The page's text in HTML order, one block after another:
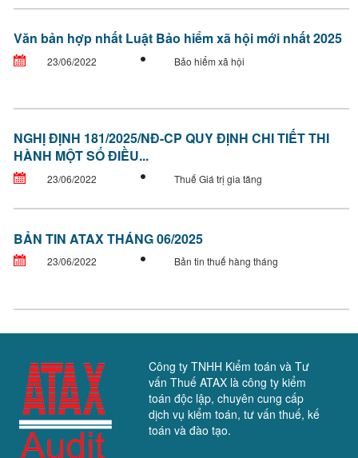
Văn bản hợp nhất Luật Bảo hiểm xã hội mới nhất 2025
23/06/2022 Bảo hiểm xã hội
NGHỊ ĐỊNH 181/2025/NĐ-CP QUY ĐỊNH CHI TIẾT THI
HÀNH MỘT SỐ ĐIỀU...
23/06/2022 Thuế Giá trị gia tăng
BẢN TIN ATAX THÁNG 06/2025
23/06/2022 Bản tin thuế hàng tháng
Công ty TNHH Kiểm toán và Tư
vấn Thuế ATAX là công ty kiểm
toán độc lập, chuyên cung cấp
dịch vụ kiểm toán, tư vấn thuế, kế
toán và đào tạo.